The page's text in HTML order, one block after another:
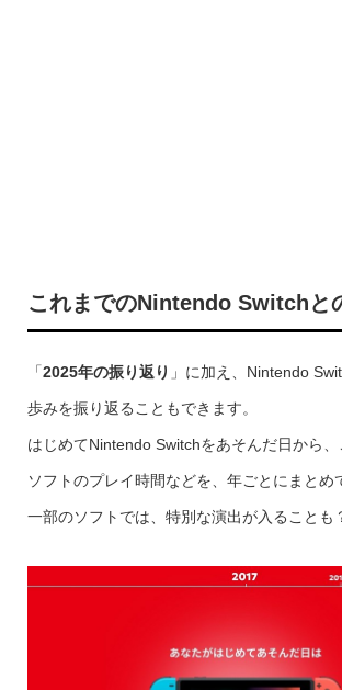
これまでのNintendo Switchと
「2025年の振り返り 」に加え、Nintendo
歩みを振り返ることもできます。
はじめてNintendo Switchをあそんだ日から
ソフトのプレイ時間などを、年ごとにまとめ
一部のソフトでは、特別な演出が入ることも